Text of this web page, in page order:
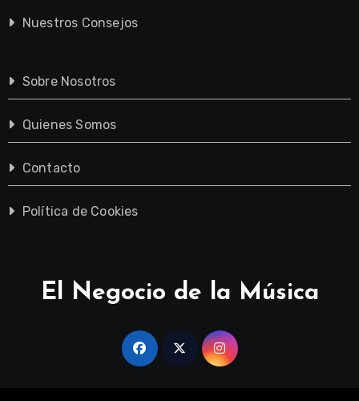
Nuestros Consejos
Sobre Nosotros
Quienes Somos
Contacto
Política de Cookies
El Negocio de la Música